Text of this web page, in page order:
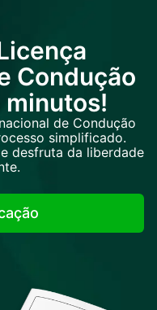
Condução
minutos!
de Condução
simplificado.
desfruta da liberdade